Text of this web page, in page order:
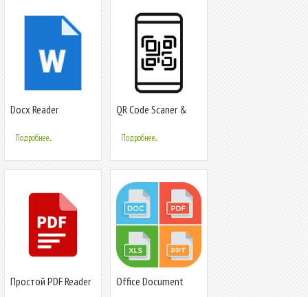
Docx Reader
Подробнее...
QR Code Scaner &
Generator
Подробнее...
Простой PDF Reader
Office Document